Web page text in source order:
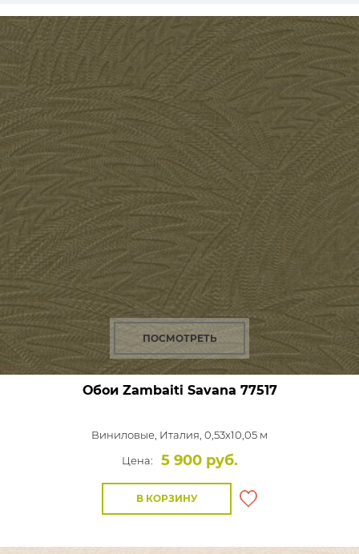
ПОСМОТРЕТЬ
Обои Zambaiti Savana 77517
Виниловые, Италия, 0,53x10,05 м
Цена:
5 900 руб.
В КОРЗИНУ